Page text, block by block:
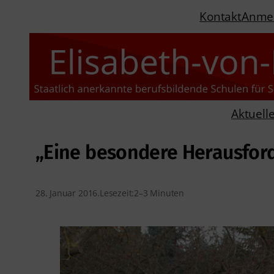
Kontakt
„Eine besondere
28. Januar 2016.Lesezeit:2–3 Minuten